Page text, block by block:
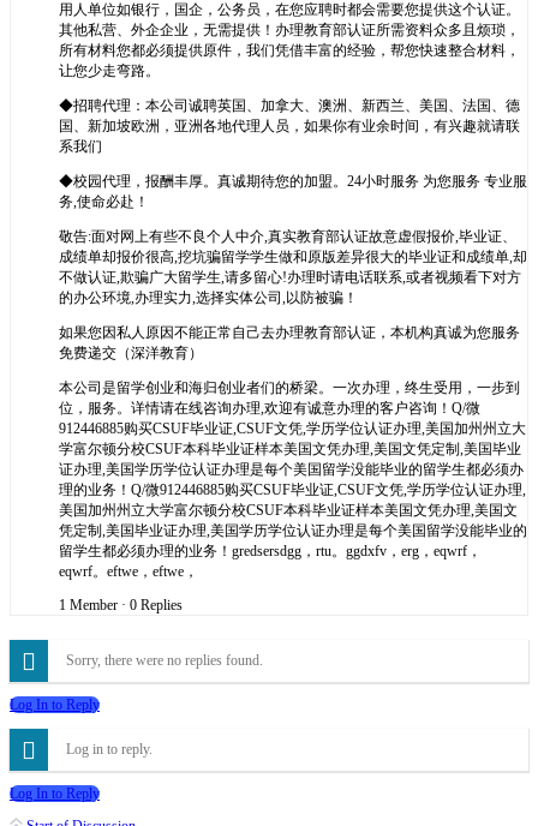
用人单位如银行，国企，公务员，在您应聘时都会需要您提供这个认证。
其他私营、外企企业，无需提供！办理教育部认证所需资料众多且烦琐，
所有材料您都必须提供原件，我们凭借丰富的经验，帮您快速整合材料，
让您少走弯路。
◆招聘代理：本公司诚聘英国、加拿大、澳洲、新西兰、美国、法国、德
国、新加坡欧洲，亚洲各地代理人员，如果你有业余时间，有兴趣就请联
系我们
◆校园代理，报酬丰厚。真诚期待您的加盟。24小时服务 为您服务 专业服
务,使命必赴！
敬告:面对网上有些不良个人中介,真实教育部认证故意虚假报价,毕业证、
成绩单却报价很高,挖坑骗留学学生做和原版差异很大的毕业证和成绩单,却
不做认证,欺骗广大留学生,请多留心!办理时请电话联系,或者视频看下对方
的办公环境,办理实力,选择实体公司,以防被骗！
如果您因私人原因不能正常自己去办理教育部认证，本机构真诚为您服务
免费递交（深洋教育）
本公司是留学创业和海归创业者们的桥梁。一次办理，终生受用，一步到
位，服务。详情请在线咨询办理,欢迎有诚意办理的客户咨询！Q/微
912446885购买CSUF毕业证,CSUF文凭,学历学位认证办理,美国加州州立大
学富尔顿分校CSUF本科毕业证样本美国文凭办理,美国文凭定制,美国毕业
证办理,美国学历学位认证办理是每个美国留学没能毕业的留学生都必须办
理的业务！Q/微912446885购买CSUF毕业证,CSUF文凭,学历学位认证办理,
美国加州州立大学富尔顿分校CSUF本科毕业证样本美国文凭办理,美国文
凭定制,美国毕业证办理,美国学历学位认证办理是每个美国留学没能毕业的
留学生都必须办理的业务！gredsersdgg，rtu。ggdxfv，erg，eqwrf，
eqwrf。eftwe，eftwe，
1 Member · 0 Replies
Sorry, there were no replies found.
Log In to Reply
Log in to reply.
Log In to Reply